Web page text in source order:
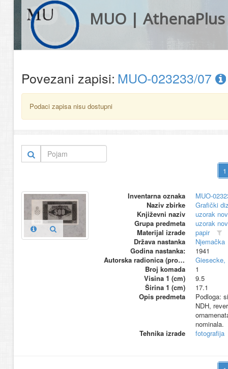
MUO | AthenaPlus
Povezani zapisi: MUO-023233/07
Podaci zapisa nisu dostupni
Inventarna oznaka
MUO-
Naziv zbirke
Grafički
Književni naziv
uzorak
Grupa predmeta
uzorak
Materijal izrade
papir
Država nastanka
Njemačka
Godina nastanka:
1941
Autorska radionica (proizvođač)
Giesecke,
Broj komada
1
Visina 1 (cm)
9.5
Širina 1 (cm)
17.1
Opis predmeta
Podloga:
NDH,
nominala.
Tehnika izrade
fotografija